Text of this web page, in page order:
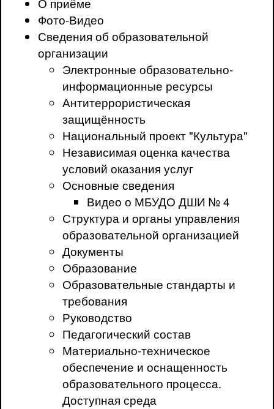
Фото-Видео
Сведения об образовательной
организации
Электронные образовательно-
информационные ресурсы
Антитеррористическая
защищённость
Национальный проект "Культура"
Независимая оценка качества
условий оказания услуг
Основные сведения
Видео о МБУДО ДШИ № 4
Структура и органы управления
образовательной организацией
Документы
Образование
Образовательные стандарты и
требования
Руководство
Педагогический состав
Материально-техническое
обеспечение и оснащенность
образовательного процесса.
Доступная среда